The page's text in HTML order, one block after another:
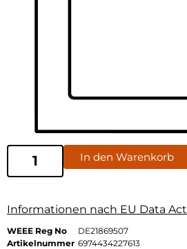
In den Warenkorb
Informationen nach EU Data Act
WEEE Reg No
DE21869507
Artikelnummer 6974434227613